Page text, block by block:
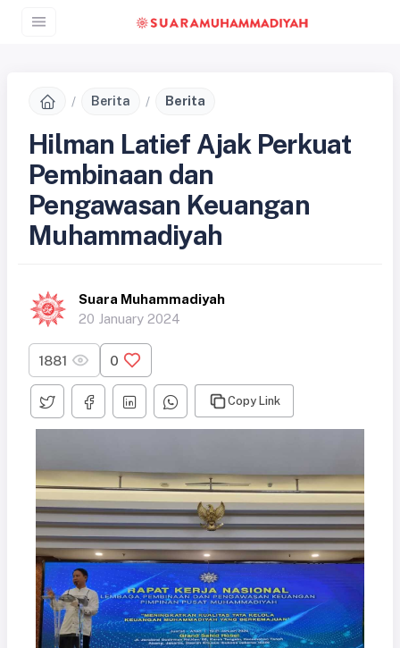
Berita Berita
Hilman Latief Ajak Perkuat
Pembinaan dan
Pengawasan Keuangan
Muhammadiyah
Suara Muhammadiyah
20 January 2024
1881 0
Copy Link